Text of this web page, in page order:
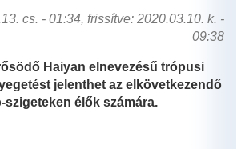
cs. - 01:34, frissítve: 2020.03.10. k. -
09:38
Haiyan elnevezésű trópusi
jelenthet az elkövetkezendő
szigeteken élők számára.